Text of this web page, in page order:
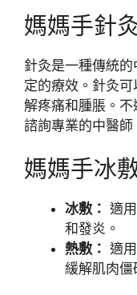
媽媽手針
針灸是一種傳統
定的療效。針灸
解疼痛和腫脹。
諮詢專業的中醫師
媽媽手冰
冰敷： 適
和發炎。
熱敷： 適
緩解肌肉僵